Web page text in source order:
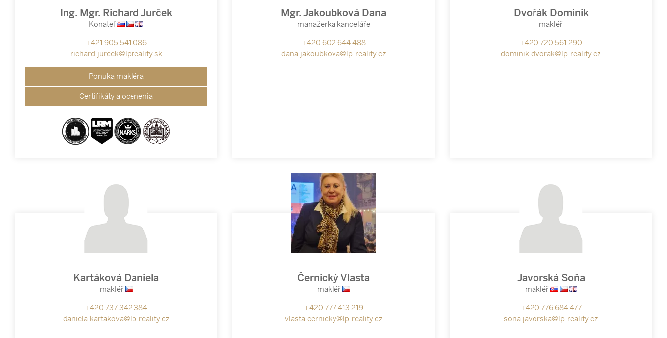
Ing. Mgr. Richard Jurček
Konateľ
+421 905 541 086
richard.jurcek@lpreality.sk
Ponuka makléra
Certifikáty a ocenenia
Mgr. Jakoubková Dana
manažerka kanceláře
+420 602 644 488
dana.jakoubkova@lp-reality.cz
Dvořák Dominik
makléř
+420 720 561 290
dominik.dvorak@lp-reality.cz
Kartáková Daniela
makléř
+420 737 342 384
daniela.kartakova@lp-reality.cz
Černický Vlasta
makléř
+420 777 413 219
vlasta.cernicky@lp-reality.cz
Javorská Soňa
makléř
+420 776 684 477
sona.javorska@lp-reality.cz